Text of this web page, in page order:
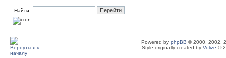
Найти:
Powered by phpBB © 2000, 2002,
Style originally created by Volize ©